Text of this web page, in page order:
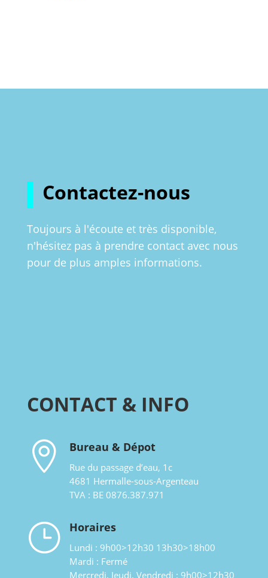
Contactez-nous
Toujours à l'écoute et très disponible,
n'hésitez pas à prendre contact avec nous
pour de plus amples informations.
CONTACT & INFO
 Bureau & Dépot
Rue du passage d’eau, 1c
4681 Hermalle-sous-Argenteau
TVA : BE 0876.387.971
} Horaires
Lundi : 9h00>12h30 13h30>18h00
Mardi : Fermé
Mercredi, Jeudi, Vendredi : 9h00>12h30